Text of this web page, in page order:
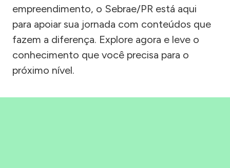
empreendimento, o Sebrae/PR está aqui
para apoiar sua jornada com conteúdos que
fazem a diferença. Explore agora e leve o
conhecimento que você precisa para o
próximo nível.